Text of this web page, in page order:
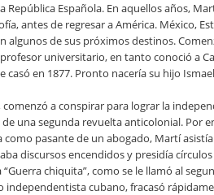
República Española. En aquellos años,
antes de regresar a América. México,
algunos de sus próximos destinos.
universitario, en tanto conoció a
casó en 1877. Pronto nacería su hijo
comenzó a conspirar para lograr la
de una segunda revuelta anticolonial. Por
como pasante de un abogado, Martí
discursos encendidos y presidía círculos
chiquita”, como se le llamó al
cubano, fracasó